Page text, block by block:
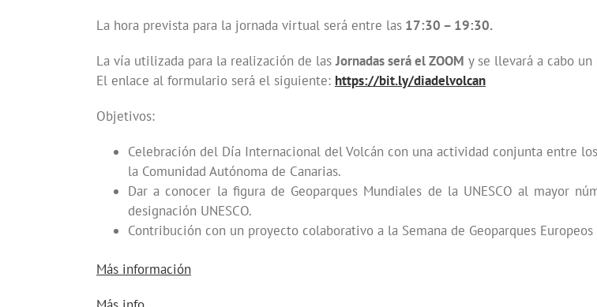
La hora prevista para la jornada virtual será entre las 17:30 – 19:30.
La vía utilizada para la realización de lasJornadas será el ZOOM y se llevará a cabo un
El enlace al formulario será el siguiente: https://bit.ly/diadelvolcan
Objetivos:
Celebración del Día Internacional del Volcán con una actividad conjunta entre
la Comunidad Autónoma de Canarias.
Dar a conocer la figura de Geoparques Mundiales de la UNESCO al mayor
designación UNESCO.
Contribución con un proyecto colaborativo a la Semana de Geoparques Europeos
Más información